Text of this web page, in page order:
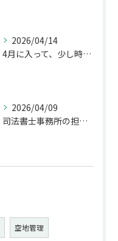
2026/04/14
4月に入って、少し時間ができたのでお墓参りへ。
2026/04/09
司法書士事務所の担当者が来訪されたので、会社から徒歩圏内の「...
空地管理